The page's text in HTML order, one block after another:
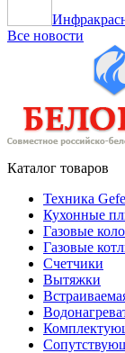
Все новости
Каталог товаров
Техника
Кухонные
Газовые
Газовые
Счетчики
Вытяжки